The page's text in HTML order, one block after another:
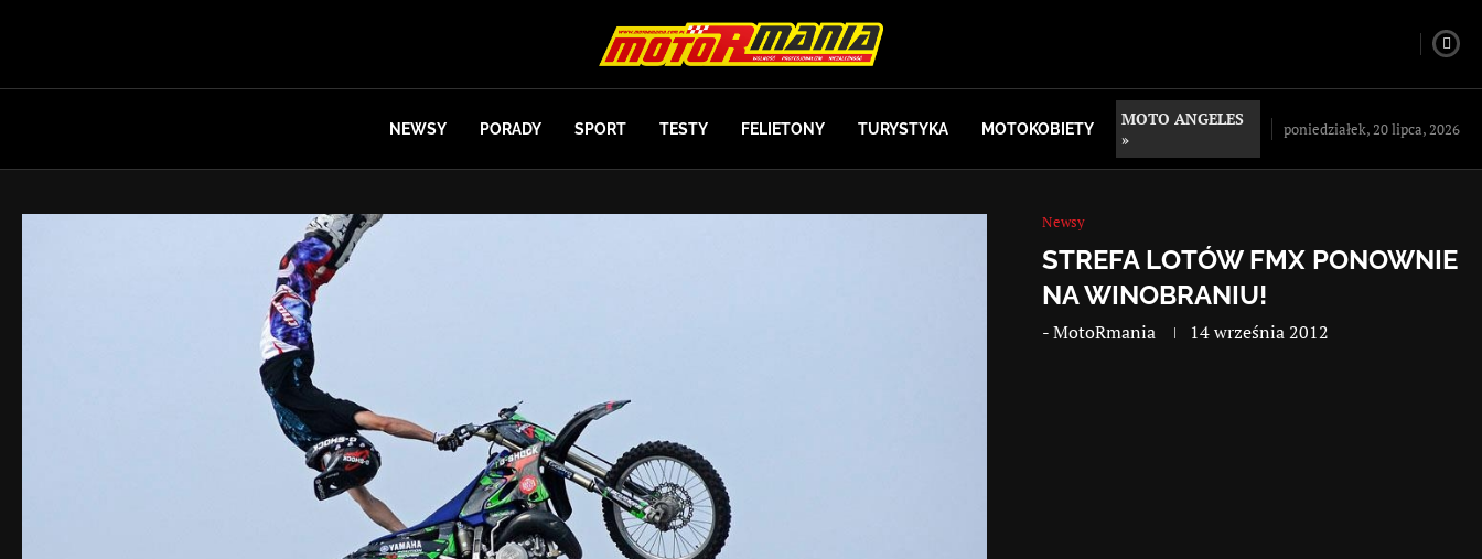
NEWSY PORADY SPORT TESTY FELIETONY TURYSTYKA MOTOKOBIETY
MOTO ANGELES
»
poniedziałek, 20 lipca, 2026
Newsy
STREFA LOTÓW FMX PONOWNIE
NA WINOBRANIU!
-MotoRmania 14 września 2012